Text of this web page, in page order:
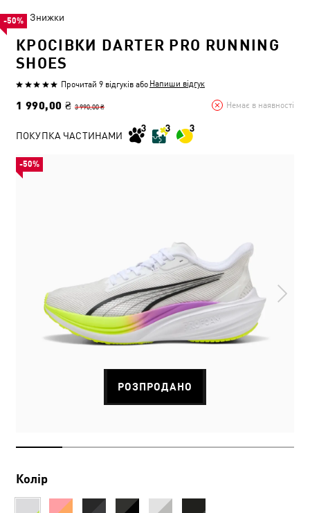
Знижки
КРОСІВКИ DARTER PRO RUNNING
SHOES
Прочитай 9 відгуків або Напиши відгук
1 990,00 ₴ 3 990,00 ₴ Немає в наявності
-50%
ПОКУПКА ЧАСТИНАМИ
РОЗПРОДАНО
Колір
-50%